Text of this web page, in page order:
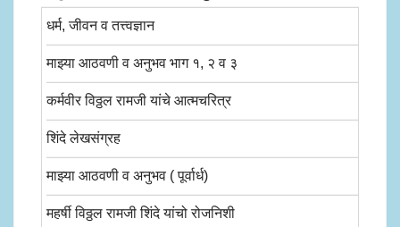
धर्म, जीवन व तत्त्वज्ञान
माझ्या आठवणी व अनुभव भाग १, २ व ३
कर्मवीर विठ्ठल रामजी यांचे आत्मचरित्र
शिंदे लेखसंग्रह
माझ्या आठवणी व अनुभव ( पूर्वार्ध)
महर्षी विठ्ठल रामजी शिंदे यांचो रोजनिशी